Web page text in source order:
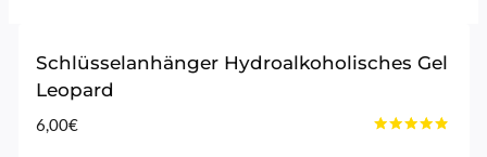
Schlüsselanhänger Hydroalkoholisches Gel
Leopard
6,00€